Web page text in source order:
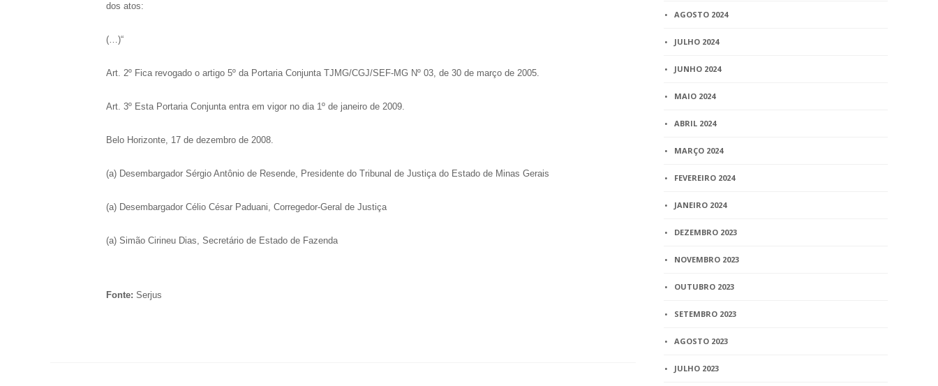
dos atos:
(…)“
Art. 2º Fica revogado o artigo 5º da Portaria Conjunta TJMG/CGJ/SEF-MG Nº 03, de 30 de março de 2005.
Art. 3º Esta Portaria Conjunta entra em vigor no dia 1º de janeiro de 2009.
Belo Horizonte, 17 de dezembro de 2008.
(a) Desembargador Sérgio Antônio de Resende, Presidente do Tribunal de Justiça do Estado de Minas Gerais
(a) Desembargador Célio César Paduani, Corregedor-Geral de Justiça
(a) Simão Cirineu Dias, Secretário de Estado de Fazenda
Fonte: Serjus
AGOSTO 2024
JULHO 2024
JUNHO 2024
MAIO 2024
ABRIL 2024
MARÇO 2024
FEVEREIRO 2024
JANEIRO 2024
DEZEMBRO 2023
NOVEMBRO 2023
OUTUBRO 2023
SETEMBRO 2023
AGOSTO 2023
JULHO 2023